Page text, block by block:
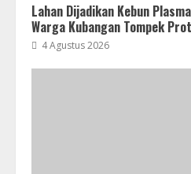
Lahan Dijadikan Kebun
Warga Kubangan Tompek
4 Agustus 2026